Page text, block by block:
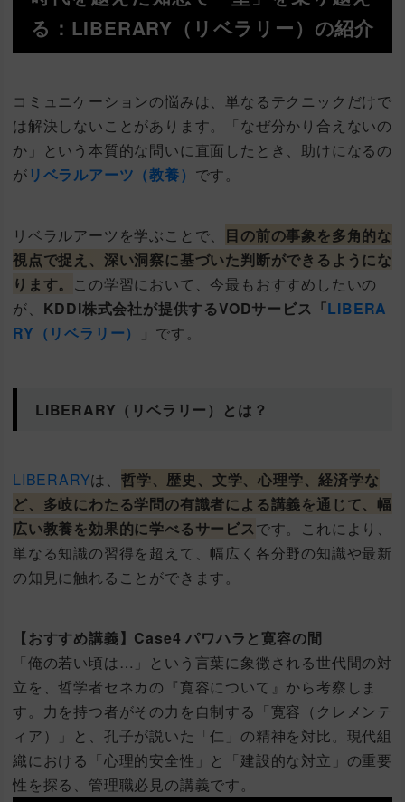
る：LIBERARY（リベラリー）の紹介
コミュニケーションの悩みは、単なるテクニックだけで
は解決しないことがあります。「なぜ分かり合えないの
か」という本質的な問いに直面したとき、助けになるの
が リベラルアーツ（教養） です。
リベラルアーツを学ぶことで、 目の前の事象を多角的な
視点で捉え、深い洞察に基づいた判断ができるようにな
ります。 この学習において、今最もおすすめしたいの
が、 KDDI株式会社が提供するVODサービス「LIBERA
RY（リベラリー）
」 です。
LIBERARY（リベラリー）とは？
LIBERARYは、哲学、歴史、文学、心理学、経済学な
ど、多岐にわたる学問の有識者による講義を通じて、幅
広い教養を効果的に学べるサービスです。これにより、
単なる知識の習得を超えて、幅広く各分野の知識や最新
の知見に触れることができます。
【おすすめ講義】Case4 パワハラと寛容の間
「俺の若い頃は…」という言葉に象徴される世代間の対
立を、哲学者セネカの『寛容について』から考察しま
す。力を持つ者がその力を自制する「寛容（クレメンテ
ィア）」と、孔子が説いた「仁」の精神を対比。現代組
織における「心理的安全性」と「建設的な対立」の重要
性を探る、管理職必見の講義です。